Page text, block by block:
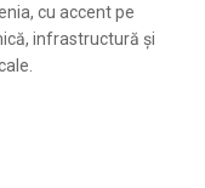
cu accent pe
infrastructură și